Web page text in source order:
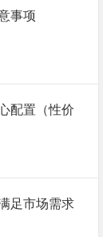
事项
配置（性价
足市场需求